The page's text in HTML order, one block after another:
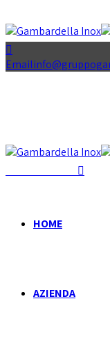
Email
HOME
AZIENDA